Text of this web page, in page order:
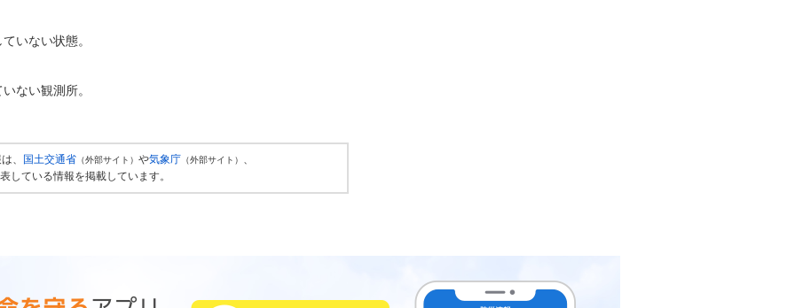
いない状態。
ない観測所。
、 国土交通省 （外部サイト） や気象庁 （外部サイト） 、
している情報を掲載しています。